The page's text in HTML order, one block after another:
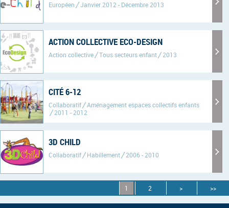
Européen Janvier 2012 - Décembre 2013
ACTION COLLECTIVE ECO-DESIGN
Action collective Tous secteurs enfant 2013
CITÉ 6-12
Collaboratif
Aménagement espaces collectifs enfants
2011 - 2012
3D CHILD
Collaboratif Habillement 2006 - 2010
1 2 > >>